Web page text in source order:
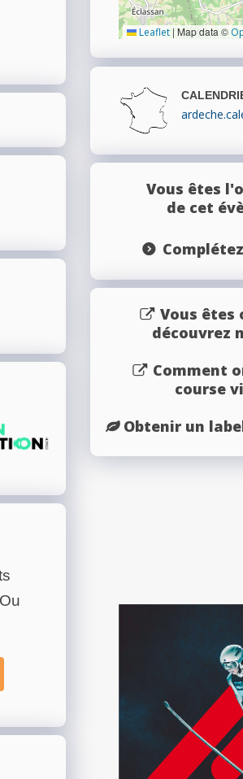
Leaflet | Map data ©
Vous êtes
de cet
Vous êtes
découvrez
Comment
course
Obtenir un